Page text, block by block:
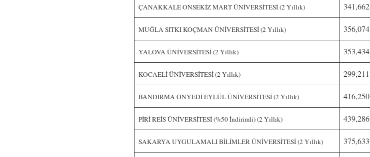
ÇANAKKALE ONSEKİZ MART ÜNİVERSİTESİ (2 Yıllık) 341,662
MUĞLA SITKI KOÇMAN ÜNİVERSİTESİ (2 Yıllık) 356,074
YALOVA ÜNİVERSİTESİ (2 Yıllık) 353,434
KOCAELİ ÜNİVERSİTESİ (2 Yıllık) 299,211
BANDIRMA ONYEDİ EYLÜL ÜNİVERSİTESİ (2 Yıllık) 416,250
PİRİ REİS ÜNİVERSİTESİ (%50 İndirimli) (2 Yıllık) 439,286
SAKARYA UYGULAMALI BİLİMLER ÜNİVERSİTESİ (2 Yıllık) 375,633